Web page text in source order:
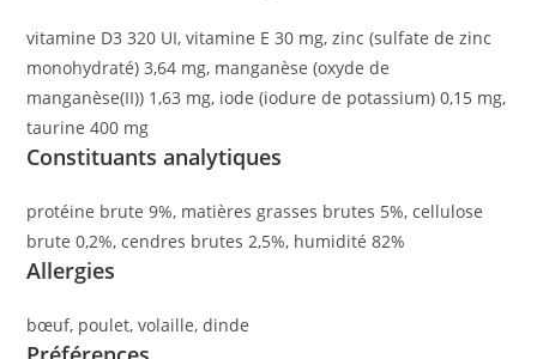
vitamine D3 320 UI, vitamine E 30 mg, zinc (sulfate de zinc
monohydraté) 3,64 mg, manganèse (oxyde de
manganèse(II)) 1,63 mg, iode (iodure de potassium) 0,15 mg,
taurine 400 mg
Constituants analytiques
protéine brute 9%, matières grasses brutes 5%, cellulose
brute 0,2%, cendres brutes 2,5%, humidité 82%
Allergies
bœuf, poulet, volaille, dinde